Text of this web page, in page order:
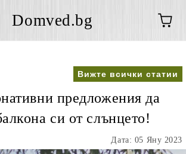
Domved.bg
Вижте всички статии
предложения да
си от слънцето!
Дата: 05 Яну 2023